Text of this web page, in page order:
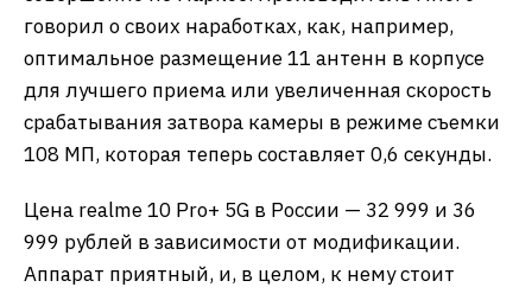
говорил о своих наработках, как, например,
оптимальное размещение 11 антенн в корпусе
для лучшего приема или увеличенная скорость
срабатывания затвора камеры в режиме съемки
108 МП, которая теперь составляет 0,6 секунды.
Цена realme 10 Pro+ 5G в России — 32 999 и 36
999 рублей в зависимости от модификации.
Аппарат приятный, и, в целом, к нему стоит